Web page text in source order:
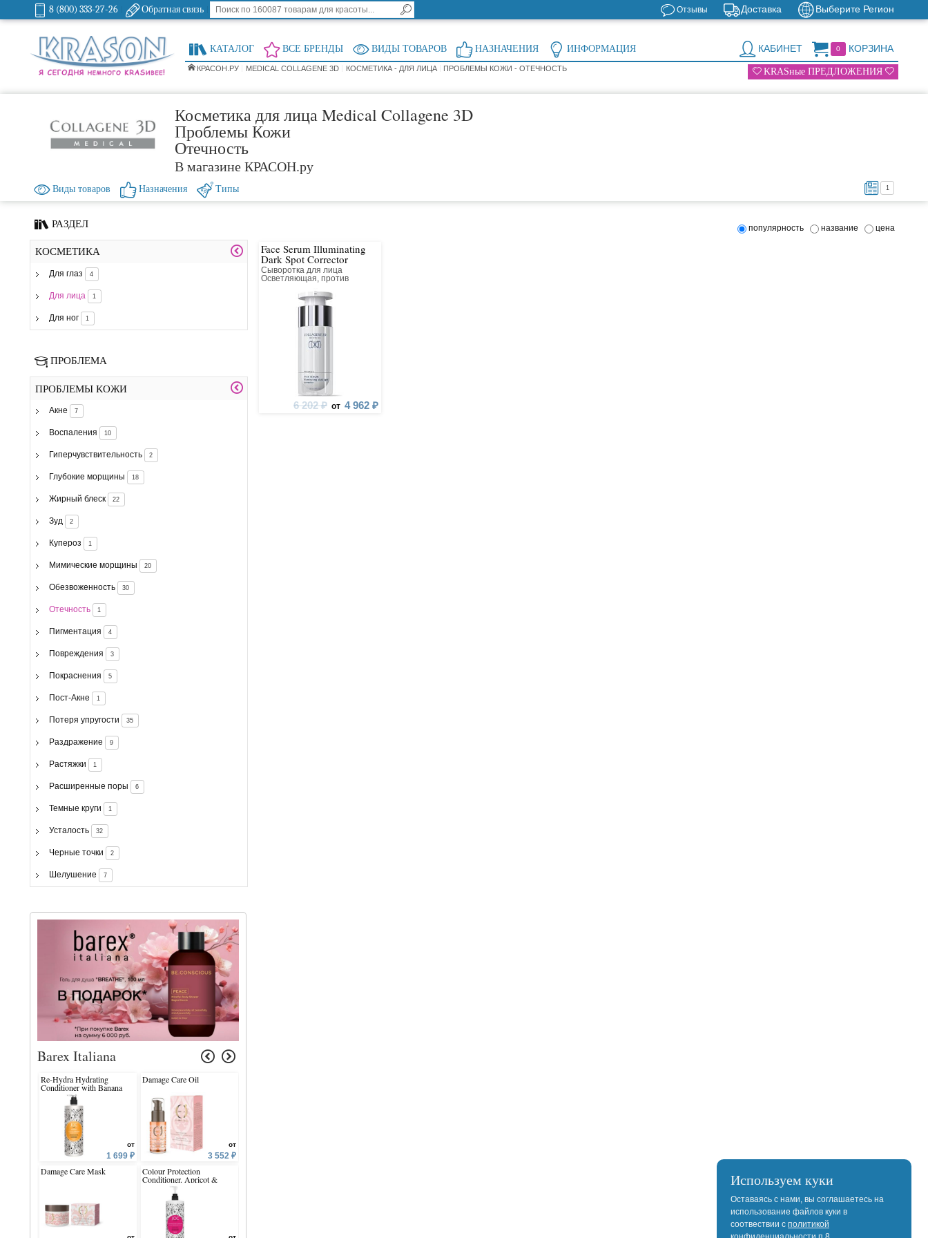
8 (800) 333-27-26 Обратная связь Выберите Регион
Доставка
Отзывы
0 КОРЗИНА
КАБИНЕТ
КАТАЛОГ ВСЕ БРЕНДЫ ВИДЫ ТОВАРОВ НАЗНАЧЕНИЯ ИНФОРМАЦИЯ
КРАСОН.РУ MEDICAL COLLAGENE 3D КОСМЕТИКА - ДЛЯ ЛИЦА ПРОБЛЕМЫ КОЖИ - ОТЕЧНОСТЬ KRASные ПРЕДЛОЖЕНИЯ
Косметика для лица Medical Collagene 3D
Проблемы Кожи
Отечность
В магазине КРАСОН.ру
1
Виды товаров Назначения Типы
РАЗДЕЛ
КОСМЕТИКА
Для глаз 4
Для лица 1
Для ног 1
ПРОБЛЕМА
ПРОБЛЕМЫ КОЖИ
Акне 7
Воспаления 10
Гиперчувствительность 2
Глубокие морщины 18
Жирный блеск 22
Зуд 2
Купероз 1
Мимические морщины 20
Обезвоженность 30
Отечность 1
Пигментация 4
Повреждения 3
Покраснения 5
Пост-Акне 1
Потеря упругости 35
Раздражение 9
Растяжки 1
Расширенные поры 6
Темные круги 1
Усталость 32
Черные точки 2
Шелушение 7
Barex Italiana
Re-Hydra Hydrating
Conditioner with Banana
Flower and Giant Kelp
от
1 699 ₽
Damage Care Mask
Damage Care Oil
от
3 552 ₽
Colour Protection
Conditioner. Apricot &
популярность название цена
Face Serum Illuminating
Dark Spot Corrector
Сыворотка для лица
Осветляющая, против
6 202 ₽ от 4 962 ₽
Используем куки
Оставаясь с нами, вы соглашаетесь на
использование файлов куки в
соотвествии с политикой